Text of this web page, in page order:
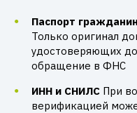
Паспорт
Только оригинал
удостоверяющих
обращение в ФНС
ИНН и СНИЛС При
верификацией